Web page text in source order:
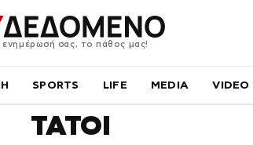
ενημέρωσή σας, το πάθος μας!
SPORTS LIFE MEDIA VIDEO
ΤΑΤΟΙ